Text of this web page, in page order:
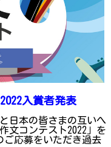
入賞者発表
日本の皆さまの互いへ
文コンテスト2022」を
ご応募をいただき過去